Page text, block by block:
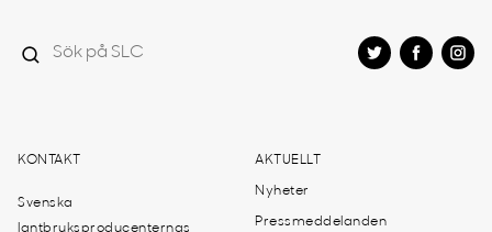
KONTAKT
Svenska
lantbruksproducenternas
AKTUELLT
Nyheter
Pressmeddelanden